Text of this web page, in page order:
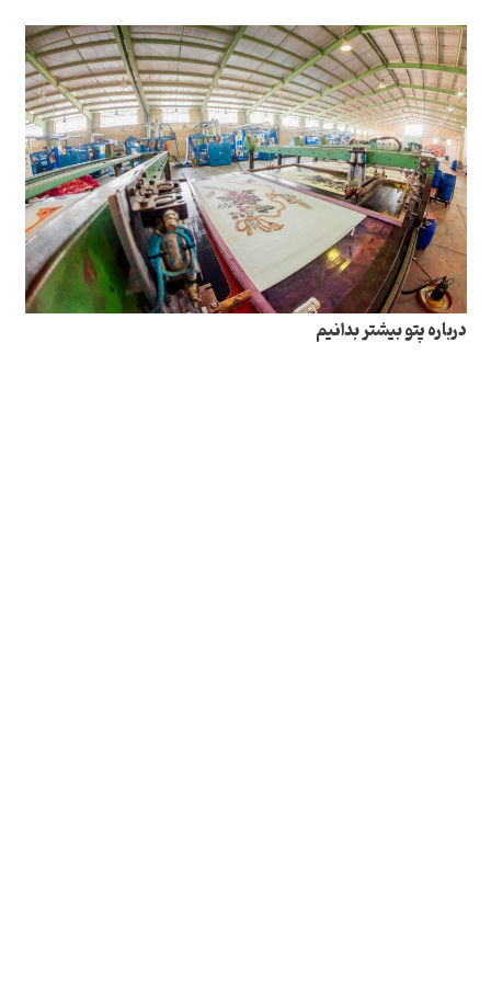
درباره پتو بیشتر بدانیم